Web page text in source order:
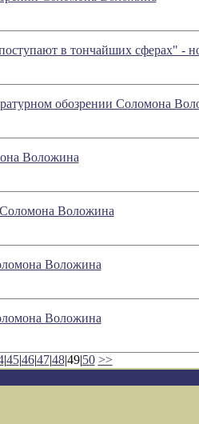
в тончайших сферах" -
обозрении Соломона
Воложина
Соломона Воложина
Воложина
Воложина
|45|46|47|48|49|50 >>